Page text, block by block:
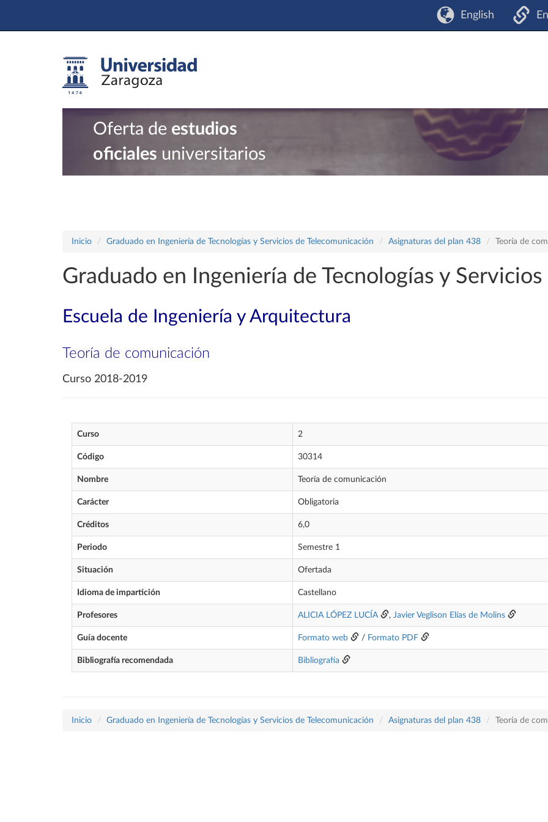
English
Oferta de estudios
oficiales universitarios
Inicio Graduado en Ingeniería de Tecnologías y Servicios de Telecomunicación Asignaturas del plan 438 Teoría de
Graduado en Ingeniería de Tecnologías y
Escuela de Ingeniería y Arquitectura
Teoría de comunicación
Curso 2018-2019
Curso 2
Código 30314
Nombre Teoría de comunicación
Carácter Obligatoria
Créditos 6,0
Periodo Semestre 1
Situación Ofertada
Idioma de impartición Castellano
Profesores ALICIA LÓPEZ LUCÍA , Javier Veglison Elías de Molins
Guía docente Formato web / Formato PDF
Bibliografía recomendada Bibliografía
Inicio Graduado en Ingeniería de Tecnologías y Servicios de Telecomunicación Asignaturas del plan 438 Teoría de